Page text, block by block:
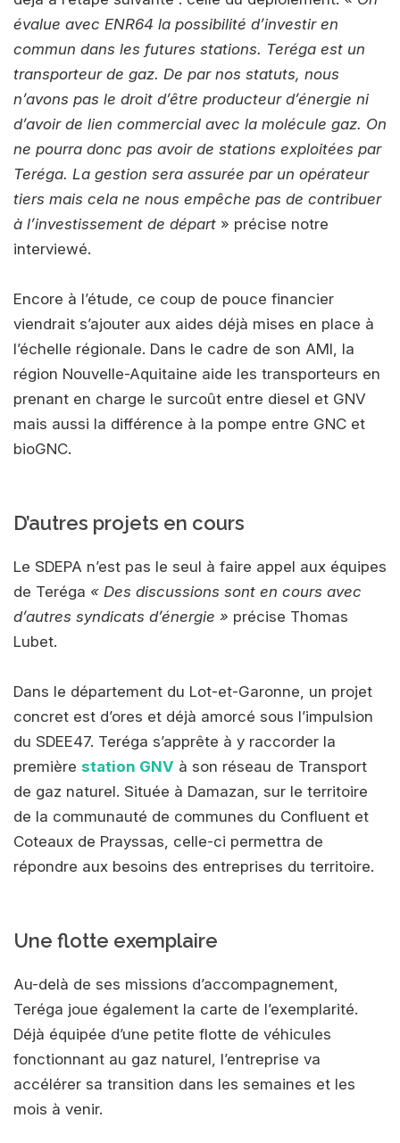
évalue avec ENR64 la possibilité d’investir en
commun dans les futures stations. Teréga est un
transporteur de gaz. De par nos statuts, nous
n’avons pas le droit d’être producteur d’énergie ni
d’avoir de lien commercial avec la molécule gaz. On
ne pourra donc pas avoir de stations exploitées par
Teréga. La gestion sera assurée par un opérateur
tiers mais cela ne nous empêche pas de contribuer
à l’investissement de départ » précise notre
interviewé.
Encore à l’étude, ce coup de pouce financier
viendrait s’ajouter aux aides déjà mises en place à
l’échelle régionale. Dans le cadre de son AMI, la
région Nouvelle-Aquitaine aide les transporteurs en
prenant en charge le surcoût entre diesel et GNV
mais aussi la différence à la pompe entre GNC et
bioGNC.
D’autres projets en cours
Le SDEPA n’est pas le seul à faire appel aux équipes
de Teréga « Des discussions sont en cours avec
d’autres syndicats d’énergie » précise Thomas
Lubet.
Dans le département du Lot-et-Garonne, un projet
concret est d’ores et déjà amorcé sous l’impulsion
du SDEE47. Teréga s’apprête à y raccorder la
première station GNV à son réseau de Transport
de gaz naturel. Située à Damazan, sur le territoire
de la communauté de communes du Confluent et
Coteaux de Prayssas, celle-ci permettra de
répondre aux besoins des entreprises du territoire.
Une flotte exemplaire
Au-delà de ses missions d’accompagnement,
Teréga joue également la carte de l’exemplarité.
Déjà équipée d’une petite flotte de véhicules
fonctionnant au gaz naturel, l’entreprise va
accélérer sa transition dans les semaines et les
mois à venir.